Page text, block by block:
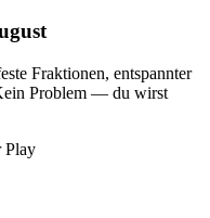
Fraktionen, entspannter
Problem — du wirst
Play